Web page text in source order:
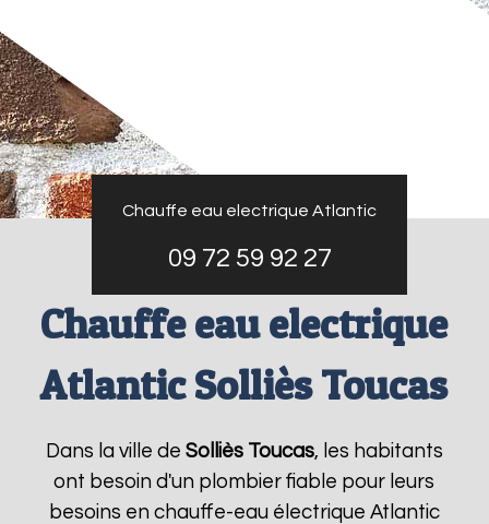
Chauffe eau electrique Atlantic
09 72 59 92 27
Chauffe eau electrique
Atlantic Solliès Toucas
Dans la ville de Solliès Toucas, les habitants
ont besoin d'un plombier fiable pour leurs
besoins en chauffe-eau électrique Atlantic